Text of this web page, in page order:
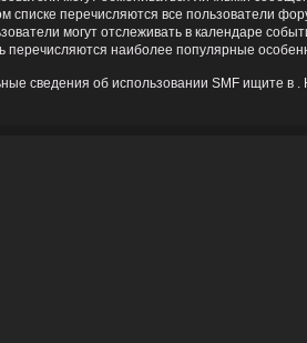
списке перечисляются все пользователи
могут отслеживать в календаре
перечисляются наиболее популярные
сведения об использовании SMF ищите в .